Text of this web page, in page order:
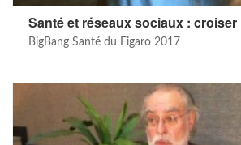
Santé et réseaux sociaux :
BigBang Santé du Figaro 2017